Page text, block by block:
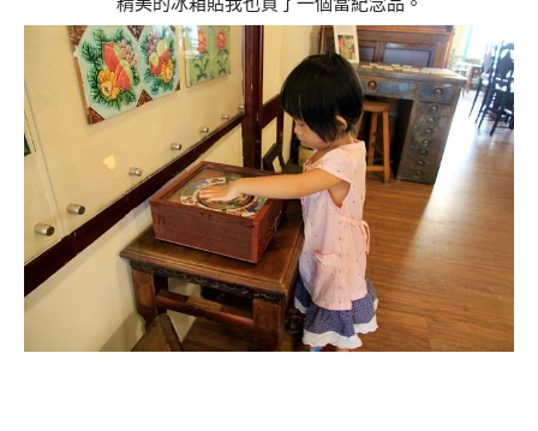
精美的冰箱貼我也買了一個當紀念品。